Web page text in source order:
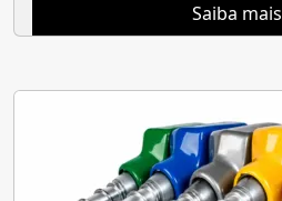
Saiba mais